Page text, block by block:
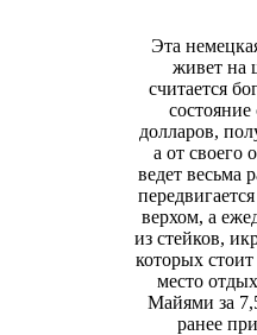
Эта
живет на
считается
долларов,
а от своего
ведет весьма
верхом, а
из стейков,
которых
место
Майями за
ранее